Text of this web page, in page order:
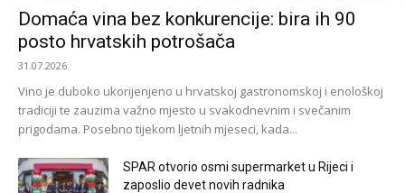
Domaća vina bez konkurencije: bira ih 90
posto hrvatskih potrošača
31.07.2026.
Vino je duboko ukorijenjeno u hrvatskoj gastronomskoj i enološkoj
tradiciji te zauzima važno mjesto u svakodnevnim i svečanim
prigodama. Posebno tijekom ljetnih mjeseci, kada...
SPAR otvorio osmi supermarket u Rijeci i
zaposlio devet novih radnika